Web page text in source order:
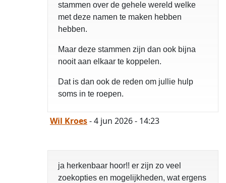
stammen over de gehele wereld welke
met deze namen te maken hebben
hebben.
Maar deze stammen zijn dan ook bijna
nooit aan elkaar te koppelen.
Dat is dan ook de reden om jullie hulp
soms in te roepen.
Wil Kroes- 4 jun 2026 - 14:23
ja herkenbaar hoor!! er zijn zo veel
zoekopties en mogelijkheden, wat ergens